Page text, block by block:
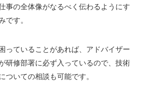
事の全体像がなるべく伝わるようにす
です。
っていることがあれば、アドバイザー
研修部署に必ず入っているので、技術
ついての相談も可能です。